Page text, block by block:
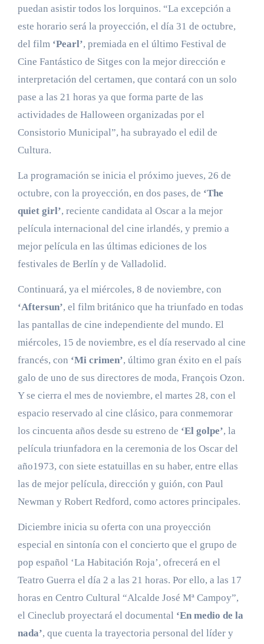
puedan asistir todos los lorquinos. “La excepción a
este horario será la proyección, el día 31 de octubre,
del film ‘Pearl’, premiada en el último Festival de
Cine Fantástico de Sitges con la mejor dirección e
interpretación del certamen, que contará con un solo
pase a las 21 horas ya que forma parte de las
actividades de Halloween organizadas por el
Consistorio Municipal”, ha subrayado el edil de
Cultura.
La programación se inicia el próximo jueves, 26 de
octubre, con la proyección, en dos pases, de ‘The
quiet girl’, reciente candidata al Oscar a la mejor
película internacional del cine irlandés, y premio a
mejor película en las últimas ediciones de los
festivales de Berlín y de Valladolid.
Continuará, ya el miércoles, 8 de noviembre, con
‘Aftersun’, el film británico que ha triunfado en todas
las pantallas de cine independiente del mundo. El
miércoles, 15 de noviembre, es el día reservado al cine
francés, con ‘Mi crimen’, último gran éxito en el país
galo de uno de sus directores de moda, François Ozon.
Y se cierra el mes de noviembre, el martes 28, con el
espacio reservado al cine clásico, para conmemorar
los cincuenta años desde su estreno de ‘El golpe’, la
película triunfadora en la ceremonia de los Oscar del
año1973, con siete estatuillas en su haber, entre ellas
las de mejor película, dirección y guión, con Paul
Newman y Robert Redford, como actores principales.
Diciembre inicia su oferta con una proyección
especial en sintonía con el concierto que el grupo de
pop español ‘La Habitación Roja’, ofrecerá en el
Teatro Guerra el día 2 a las 21 horas. Por ello, a las 17
horas en Centro Cultural “Alcalde José Mª Campoy”,
el Cineclub proyectará el documental ‘En medio de la
nada’, que cuenta la trayectoria personal del líder y